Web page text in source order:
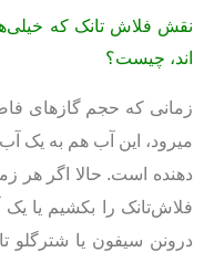
نقش فلاش‌ تانک که
اند، چيست؟
زمانی که حجم گازهای
میرود، این آب هم به يک
دهنده است. حالا اگر هر
فلاش‌تانک را بکشیم یا یک
درونن سيفون یا